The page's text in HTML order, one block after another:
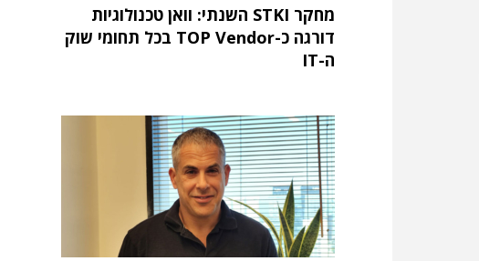
מחקר STKI השנתי: וואן טכנולוגיות
דורגה כ-TOP Vendor בכל תחומי שוק
ה-IT